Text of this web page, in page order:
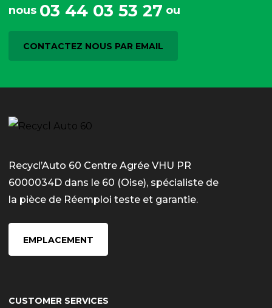
nous 03 44 03 53 27 ou
CONTACTEZ NOUS PAR EMAIL
Recycl’Auto 60 Centre Agrée VHU PR
6000034D dans le 60 (Oise), spécialiste de
la pièce de Réemploi teste et garantie.
EMPLACEMENT
CUSTOMER SERVICES